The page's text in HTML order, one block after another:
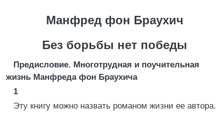
Манфред фон Браухич
Без борьбы нет победы
Предисловие. Многотрудная и поучительная
жизнь Манфреда фон Браухича
1
Эту книгу можно назвать романом жизни ее автора.